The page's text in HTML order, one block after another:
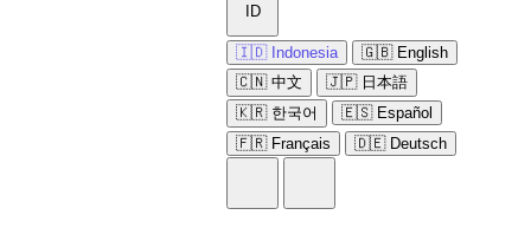
ID
🇮🇩 Indonesia
🇬🇧 English
🇨🇳 中文
🇯🇵 日本語
🇰🇷 한국어
🇪🇸 Español
🇫🇷 Français
🇩🇪 Deutsch